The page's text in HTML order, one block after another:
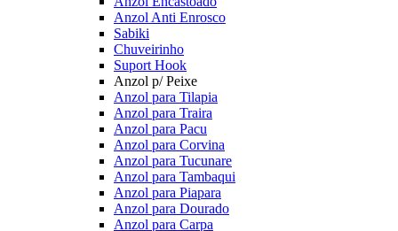
Anzol Anti Enrosco
Sabiki
Chuveirinho
Suport Hook
Anzol p/ Peixe
Anzol para Tilapia
Anzol para Traira
Anzol para Pacu
Anzol para Corvina
Anzol para Tucunare
Anzol para Tambaqui
Anzol para Piapara
Anzol para Dourado
Anzol para Carpa